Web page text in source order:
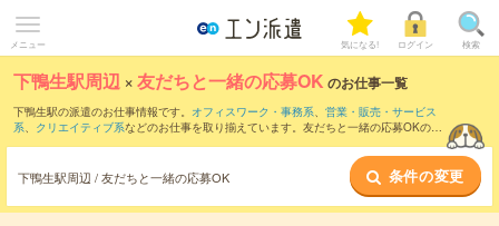
メニュー 気になる! ログイン 検索
下鴨生駅周辺 ×友だちと一緒の応募OK のお仕事一覧
下鴨生駅の派遣のお仕事情報です。 オフィスワーク・事務系、 営業・販売・サービス
系、 クリエイティブ系などのお仕事を取り揃えています。友だちと一緒の応募OKの条
下鴨生駅周辺 / 友だちと一緒の応募OK 条件の変更